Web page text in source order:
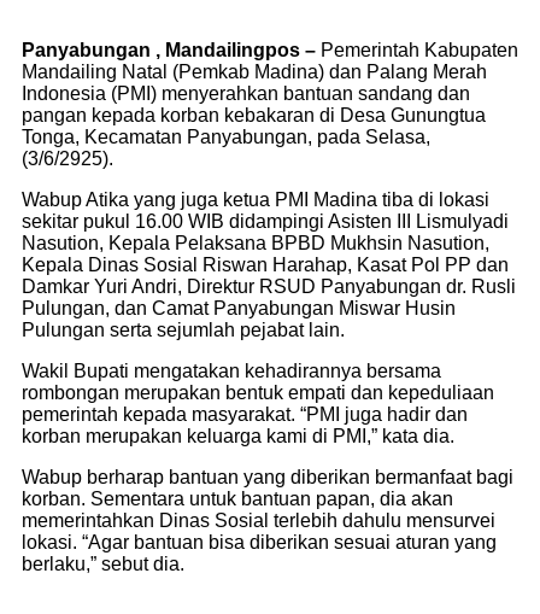
Panyabungan , Mandailingpos – Pemerintah Kabupaten
Mandailing Natal (Pemkab Madina) dan Palang Merah
Indonesia (PMI) menyerahkan bantuan sandang dan
pangan kepada korban kebakaran di Desa Gunungtua
Tonga, Kecamatan Panyabungan, pada Selasa,
(3/6/2925).
Wabup Atika yang juga ketua PMI Madina tiba di lokasi
sekitar pukul 16.00 WIB didampingi Asisten III Lismulyadi
Nasution, Kepala Pelaksana BPBD Mukhsin Nasution,
Kepala Dinas Sosial Riswan Harahap, Kasat Pol PP dan
Damkar Yuri Andri, Direktur RSUD Panyabungan dr. Rusli
Pulungan, dan Camat Panyabungan Miswar Husin
Pulungan serta sejumlah pejabat lain.
Wakil Bupati mengatakan kehadirannya bersama
rombongan merupakan bentuk empati dan kepeduliaan
pemerintah kepada masyarakat. “PMI juga hadir dan
korban merupakan keluarga kami di PMI,” kata dia.
Wabup berharap bantuan yang diberikan bermanfaat bagi
korban. Sementara untuk bantuan papan, dia akan
memerintahkan Dinas Sosial terlebih dahulu mensurvei
lokasi. “Agar bantuan bisa diberikan sesuai aturan yang
berlaku,” sebut dia.